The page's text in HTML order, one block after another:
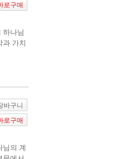
하나님
가치
로구매
의 계
바구니
로구매